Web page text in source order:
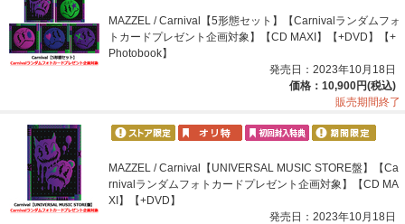
MAZZEL / Carnival【5形態セット】【Carnivalランダムフォ
トカードプレゼント企画対象】【CD MAXI】【+DVD】【+
Photobook】
発売日：2023年10月18日
価格：10,900円(税込)
販売期間終了
MAZZEL / Carnival【UNIVERSAL MUSIC STORE盤】【Ca
rnivalランダムフォトカードプレゼント企画対象】【CD MA
XI】【+DVD】
発売日：2023年10月18日